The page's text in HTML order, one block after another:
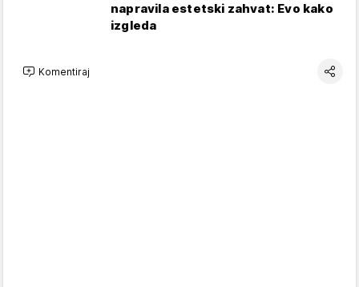
napravila estetski zahvat: Evo kako
izgleda
Komentiraj